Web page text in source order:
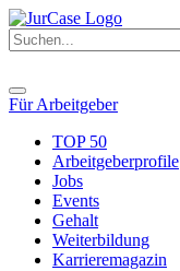
Für Arbeitgeber
TOP 50
Arbeitgeberprofile
Jobs
Events
Gehalt
Weiterbildung
Karrieremagazin